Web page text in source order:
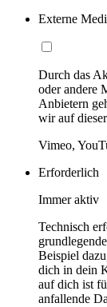
Externe
Durch das
oder andere
Anbietern
wir auf
Vimeo,
Erforderlich
Immer aktiv
Technisch
Beispiel
dich in dein
auf dich ist
anfallende